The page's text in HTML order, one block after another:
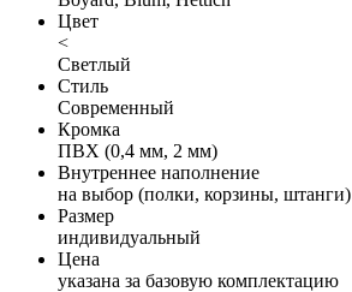
Цвет
<
Светлый
Стиль
Современный
Кромка
ПВХ (0,4 мм, 2 мм)
Внутреннее наполнение
на выбор (полки, корзины, штанги)
Размер
индивидуальный
Цена
указана за базовую комплектацию